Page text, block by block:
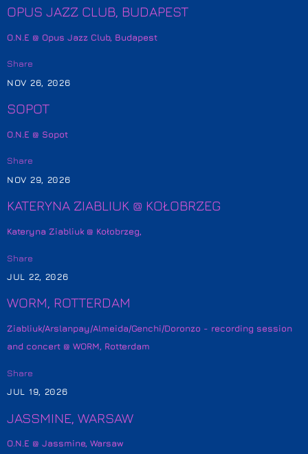
OPUS JAZZ CLUB, BUDAPEST
O.N.E @ Opus Jazz Club, Budapest
Share
NOV 26, 2026
SOPOT
O.N.E @ Sopot
Share
NOV 29, 2026
KATERYNA ZIABLIUK @ KOŁOBRZEG
Kateryna Ziabliuk @ Kołobrzeg,
Share
JUL 22, 2026
WORM, ROTTERDAM
Ziabliuk/Arslanpay/Almeida/Genchi/Doronzo - recording session
and concert @ WORM, Rotterdam
Share
JUL 19, 2026
JASSMINE, WARSAW
O.N.E @ Jassmine, Warsaw